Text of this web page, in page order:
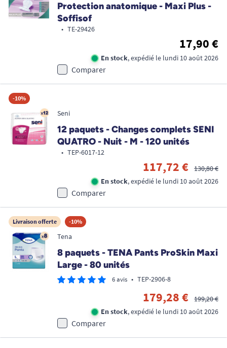
Protection anatomique - Maxi Plus -
Soffisof
• TE-29426
17,90 €
En stock, expédié le lundi 10 août 2026
Comparer
-10%
Seni
12 paquets - Changes complets SENI
QUATRO - Nuit - M - 120 unités
• TEP-6017-12
117,72 €
130,80 €
En stock, expédié le lundi 10 août 2026
Comparer
Livraison offerte -10%
Tena
8 paquets - TENA Pants ProSkin Maxi
Large - 80 unités
6 avis • TEP-2906-8
179,28 €
199,20 €
En stock, expédié le lundi 10 août 2026
Comparer